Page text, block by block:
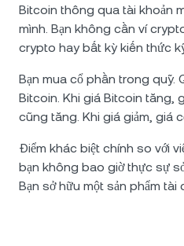
Bitcoin thông qua tài khoản
mình. Bạn không cần ví
crypto hay bất kỳ kiến thức
Bạn mua cổ phần trong quỹ.
Bitcoin. Khi giá Bitcoin tăng,
cũng tăng. Khi giá giảm, giá
Điểm khác biệt chính so với
bạn không bao giờ thực sự
Bạn sở hữu một sản phẩm